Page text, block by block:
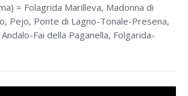
= Folagrida Marilleva, Madonna di
Pejo, Ponte di Lagno-Tonale-Presena,
Fai della Paganella, Folgarida-